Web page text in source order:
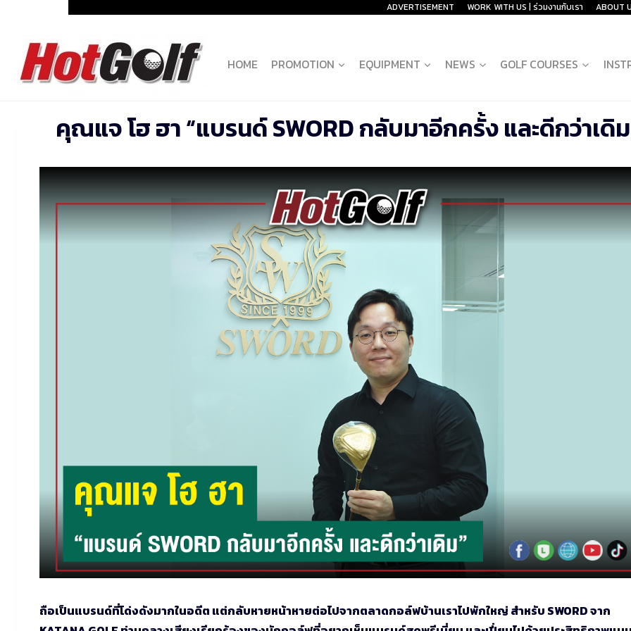
content
ADVERTISEMENT WORK WITH US | ร่วมงานกับเรา ABOUT
HOME PROMOTION EQUIPMENT NEWS GOLF COURSES
คุณแจ โฮ ฮา “แบรนด์ SWORD กลับมาอีกครั้ง และดีกว่าเดิ
ถือเป็นแบรนด์ที่โด่งดังมากในอดีต แต่กลับหายหน้าหายต่อไปจากตลาดกอล์ฟบ้านเราไปพักใหญ่ สำหรับ SWORD จาก